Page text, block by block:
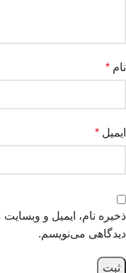
نام *
ایمیل *
ذخیره نام، ایمیل و
دیدگاهی می‌نویسم.